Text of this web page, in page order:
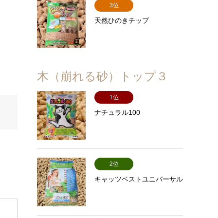
3位
天然ひのきチップ
木（崩れる砂）トップ３
1位
ナチュラル100
2位
キャッツベストユニバーサル